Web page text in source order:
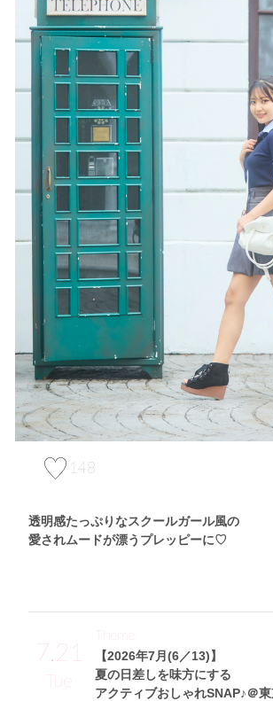
148
透明感たっぷりなスクールガール風の
愛されムードが漂うプレッピーに♡
7.21
Tue
【2026年7月(6／13)】
夏の日差しを味方にする
アクティブおしゃれSNAP♪＠
Theme